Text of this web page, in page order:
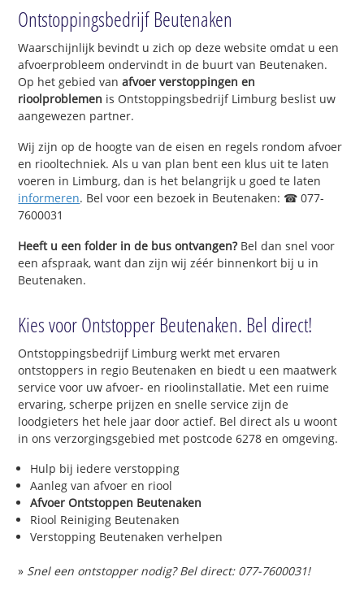
Ontstoppingsbedrijf Beutenaken
Waarschijnlijk bevindt u zich op deze website omdat u een
afvoerprobleem ondervindt in de buurt van Beutenaken.
Op het gebied vanafvoer verstoppingen en
rioolproblemen is Ontstoppingsbedrijf Limburg beslist uw
aangewezen partner.
Wij zijn op de hoogte van de eisen en regels rondom afvoer
en riooltechniek. Als u van plan bent een klus uit te laten
voeren in Limburg, dan is het belangrijk u goed te laten
informeren. Bel voor een bezoek in Beutenaken: ☎ 077-
7600031
Heeft u een folder in de bus ontvangen?Bel dan snel voor
een afspraak, want dan zijn wij zéér binnenkort bij u in
Beutenaken.
Kies voor Ontstopper Beutenaken. Bel direct!
Ontstoppingsbedrijf Limburg werkt met ervaren
ontstoppers in regio Beutenaken en biedt u een maatwerk
service voor uw afvoer- en rioolinstallatie. Met een ruime
ervaring, scherpe prijzen en snelle service zijn de
loodgieters het hele jaar door actief. Bel direct als u woont
in ons verzorgingsgebied met postcode 6278 en omgeving.
Hulp bij iedere verstopping
Aanleg van afvoer en riool
Afvoer Ontstoppen Beutenaken
Riool Reiniging Beutenaken
Verstopping Beutenaken verhelpen
» Snel een ontstopper nodig? Bel direct: 077-7600031!